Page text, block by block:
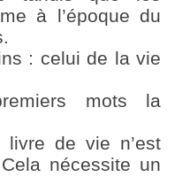
à l’époque du
: celui de la vie
mots la
livre de vie n’est
nécessite un